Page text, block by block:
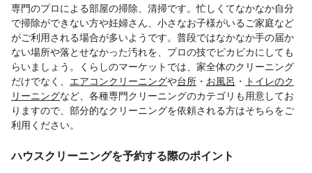
専門のプロによる部屋の掃除、清掃です。忙しくてなかなか自分
で掃除ができない方や妊婦さん、小さなお子様がいるご家庭など
がご利用される場合が多いようです。普段ではなかなか手の届か
ない場所や落とせなかった汚れを、プロの技でピカピカにしても
らいましょう。くらしのマーケットでは、家全体のクリーニング
だけでなく、 エアコンクリーニングや台所 ・ お風呂 ・ トイレのク
リーニングなど、各種専門クリーニングのカテゴリも用意してお
りますので、部分的なクリーニングを依頼される方はそちらをご
利用ください。
ハウスクリーニングを予約する際のポイント